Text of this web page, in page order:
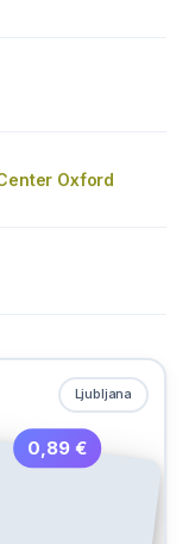
Oxford
Ljubljana
0,89 €